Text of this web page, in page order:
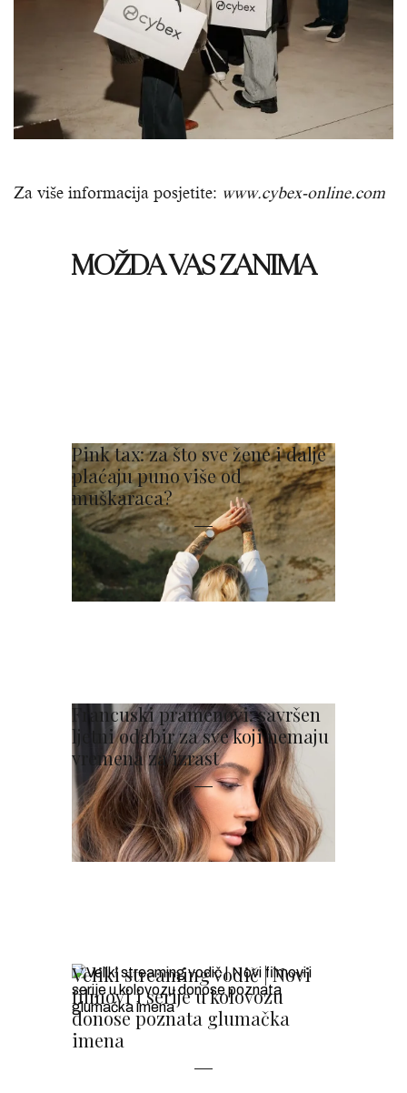
Za više informacija posjetite: www.cybex-online.com
MOŽDA VAS ZANIMA
Pink tax: za što sve žene i dalje
plaćaju puno više od
muškaraca?
Francuski pramenovi: savršen
ljetni odabir za sve koji nemaju
vremena za izrast
Veliki streaming vodič | Novi
filmovi i serije u kolovozu
donose poznata glumačka
imena